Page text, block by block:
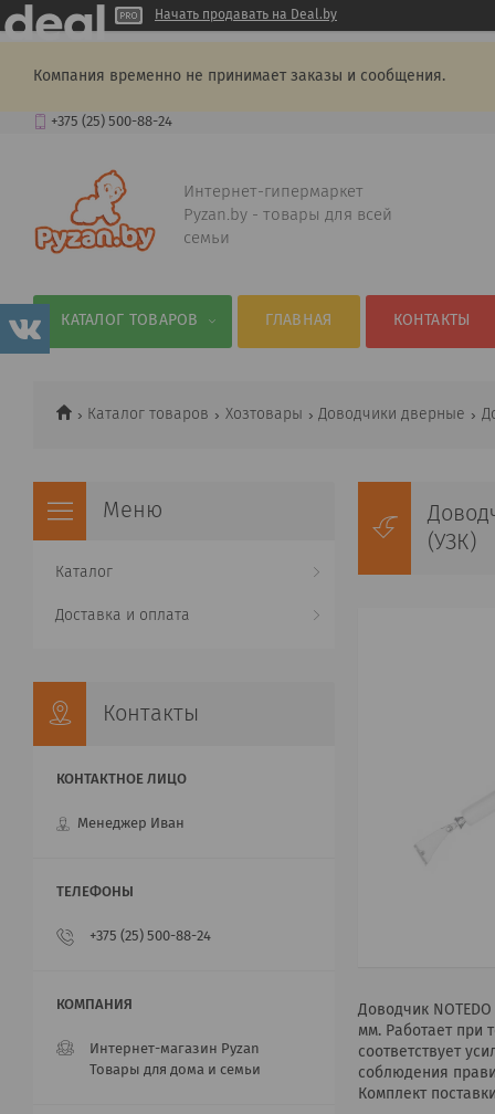
Начать продавать на Deal.by
Компания временно не принимает заказы и сообщения.
+375 (25) 500-88-24
Интернет-гипермаркет
Pyzan.by - товары для всей
семьи
КАТАЛОГ ТОВАРОВ ГЛАВНАЯ КОНТАКТЫ
Каталог товаров Хозтовары Доводчики дверные
(УЗК)
Доводчик
мм. Работает при
соответствует
соблюдения
Комплект
Каталог
Доставка и оплата
Контакты
Менеджер Иван
+375 (25) 500-88-24
Интернет-магазин Pyzan
Товары для дома и семьи